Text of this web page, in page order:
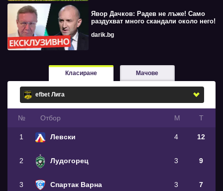
Явор Дачков: Радев не лъже! Само
раздухват много скандали около него!
darik.bg
Класиране Мачове
№ Oтбор М Т
1 Левски 4 12
2 Лудогорец 3 9
3 Спартак Варна 3 7